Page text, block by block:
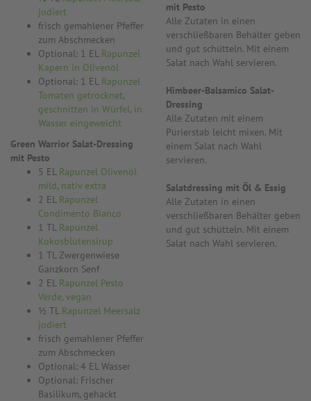
jodiert
frisch gemahlener Pfeffer
zum Abschmecken
Optional: 1 EL Rapunzel
Kapern in Olivenöl
Optional: 1 EL Rapunzel
Tomaten getrocknet,
geschnitten in Würfel, in
Wasser eingeweicht
Green Warrior Salat-Dressing
mit Pesto
5 EL Rapunzel Olivenöl
mild, nativ extra
2 EL Rapunzel
Condimento Bianco
1 TL Rapunzel
Kokosblütensirup
1 TL Zwergenwiese
Ganzkorn Senf
2 EL Rapunzel Pesto
Verde, vegan
½ TL Rapunzel Meersalz
jodiert
frisch gemahlener Pfeffer
zum Abschmecken
Optional: 4 EL Wasser
Optional: Frischer
Basilikum, gehackt
mit Pesto
Alle Zutaten in einen
verschließbaren Behälter geben
und gut schütteln. Mit einem
Salat nach Wahl servieren.
Himbeer-Balsamico Salat-
Dressing
Alle Zutaten mit einem
Pürierstab leicht mixen. Mit
einem Salat nach Wahl
servieren.
Salatdressing mit Öl & Essig
Alle Zutaten in einen
verschließbaren Behälter geben
und gut schütteln. Mit einem
Salat nach Wahl servieren.